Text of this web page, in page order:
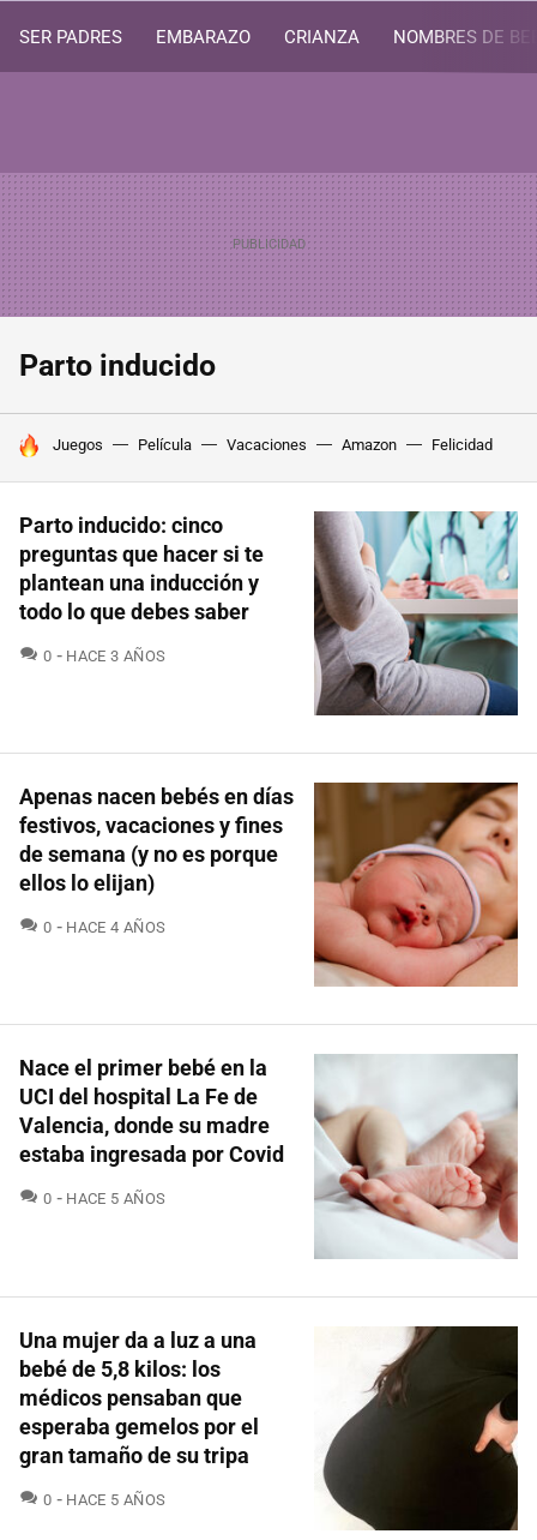
SER PADRES EMBARAZO CRIANZA NOMBRES DE
Parto inducido
HOY SE HABLA DE
Juegos Película Vacaciones Amazon Felicidad
Parto inducido: cinco
preguntas que hacer si te
plantean una inducción y
todo lo que debes saber
0 COMENTARIOS
HACE 3 AÑOS
Apenas nacen bebés en días
festivos, vacaciones y fines
de semana (y no es porque
ellos lo elijan)
0 COMENTARIOS
HACE 4 AÑOS
Nace el primer bebé en la
UCI del hospital La Fe de
Valencia, donde su madre
estaba ingresada por Covid
0 COMENTARIOS
HACE 5 AÑOS
Una mujer da a luz a una
bebé de 5,8 kilos: los
médicos pensaban que
esperaba gemelos por el
gran tamaño de su tripa
0 COMENTARIOS
HACE 5 AÑOS